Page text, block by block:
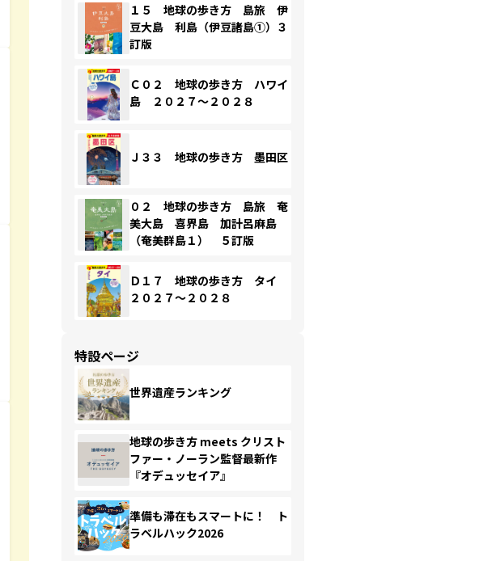
１５ 地球の歩き方 島旅 伊
豆大島 利島（伊豆諸島①）３
訂版
Ｃ０２ 地球の歩き方 ハワイ
島 ２０２７～２０２８
Ｊ３３ 地球の歩き方 墨田区
０２ 地球の歩き方 島旅 奄
美大島 喜界島 加計呂麻島
（奄美群島１） ５訂版
Ｄ１７ 地球の歩き方 タイ
２０２７～２０２８
特設ページ
世界遺産ランキング
地球の歩き方 meets クリスト
ファー・ノーラン監督最新作
『オデュッセイア』
準備も滞在もスマートに！ ト
ラベルハック2026